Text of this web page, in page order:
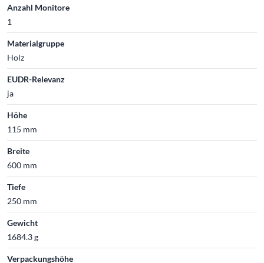
Anzahl Monitore
1
Materialgruppe
Holz
EUDR-Relevanz
ja
Höhe
115 mm
Breite
600 mm
Tiefe
250 mm
Gewicht
1684.3 g
Verpackungshöhe